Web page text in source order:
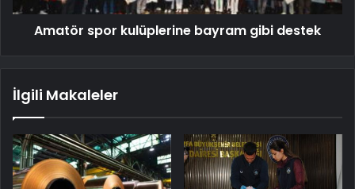
Amatör spor kulüplerine bayram gibi destek
İlgili Makaleler